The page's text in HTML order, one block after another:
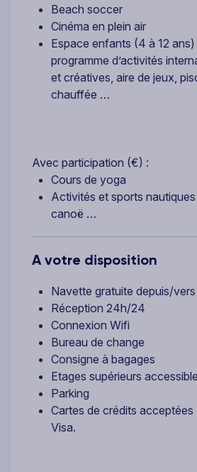
Beach soccer
Cinéma en plein air
Espace enfants (4 à 12
programme d’activités
et créatives, aire de jeux,
chauffée …
Avec participation (€) :
Cours de yoga
Activités et sports
canoë …
A votre disposition
Navette gratuite depuis/
Réception 24h/24
Connexion Wifi
Bureau de change
Consigne à bagages
Etages supérieurs
Parking
Cartes de crédits acceptées
Visa.